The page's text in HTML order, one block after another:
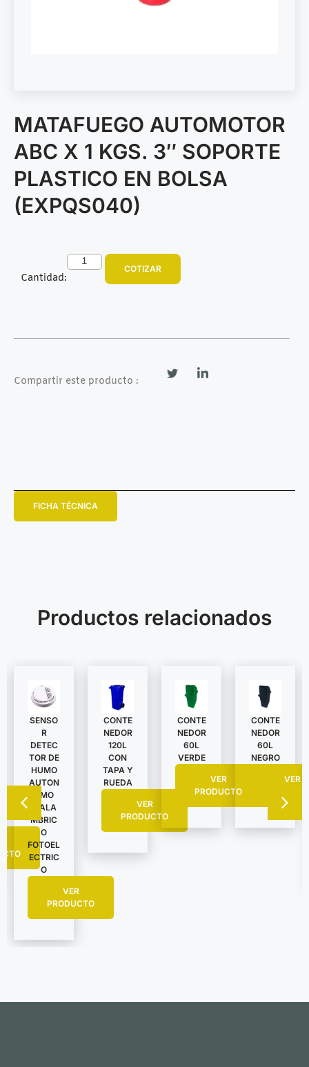
MATAFUEGO AUTOMOTOR
ABC X 1 KGS. 3″ SOPORTE
PLASTICO EN BOLSA
(EXPQS040)
Cantidad:
COTIZAR
Compartir este producto :
FICHA TÉCNICA
Productos relacionados
SENSO
R
DETEC
TOR DE
HUMO
AUTON
OMO
INALA
MBRIC
O
FOTOEL
ECTRIC
O
VER
PRODUCTO
CONTE
NEDOR
120L
CON
TAPA Y
RUEDA
VER
PRODUCTO
CONTE
NEDOR
60L
VERDE
VER
PRODUCTO
CONTE
NEDOR
60L
NEGRO
VER